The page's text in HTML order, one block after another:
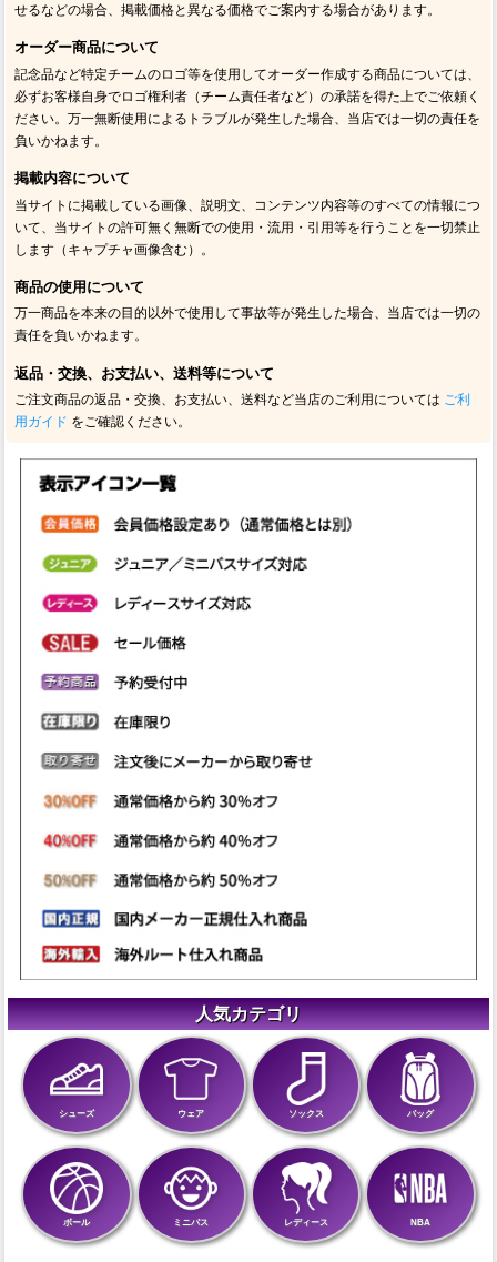
せるなどの場合、掲載価格と異なる価格でご案内する場合があります。
オーダー商品について
記念品など特定チームのロゴ等を使用してオーダー作成する商品については、
必ずお客様自身でロゴ権利者（チーム責任者など）の承諾を得た上でご依頼く
ださい。万一無断使用によるトラブルが発生した場合、当店では一切の責任を
負いかねます。
掲載内容について
当サイトに掲載している画像、説明文、コンテンツ内容等のすべての情報につ
いて、当サイトの許可無く無断での使用・流用・引用等を行うことを一切禁止
します（キャプチャ画像含む）。
商品の使用について
万一商品を本来の目的以外で使用して事故等が発生した場合、当店では一切の
責任を負いかねます。
返品・交換、お支払い、送料等について
ご注文商品の返品・交換、お支払い、送料など当店のご利用については ご利
用ガイド をご確認ください。
人気カテゴリ
シューズ ウェア ソックス バッグ
ボール ミニバス レディース NBA